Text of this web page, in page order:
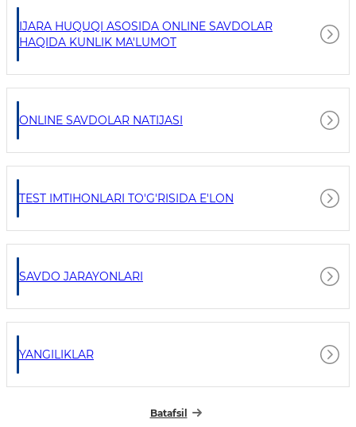
IJARA HUQUQI ASOSIDA ONLINE SAVDOLAR
HAQIDA KUNLIK MA'LUMOT
ONLINE SAVDOLAR NATIJASI
TEST IMTIHONLARI TO'G'RISIDA E'LON
SAVDO JARAYONLARI
YANGILIKLAR
Batafsil